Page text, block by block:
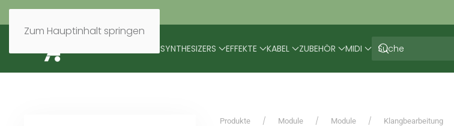
Zum Hauptinhalt springen
SYNTHESIZERS EFFEKTE KABEL ZUBEHÖR MIDI
Produkte Module Module Klangbearbeitung